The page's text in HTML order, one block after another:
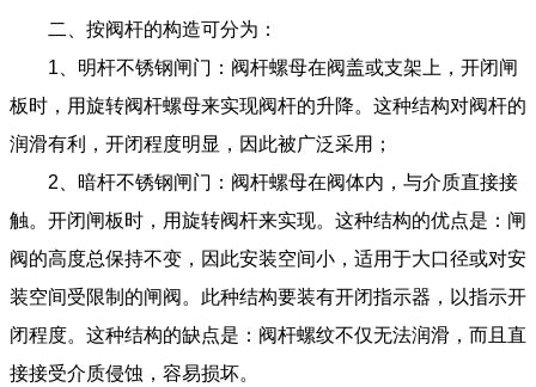
二、按阀杆的构造可分为：
1、明杆不锈钢闸门：阀杆螺母在阀盖或支架上，开闭闸
板时，用旋转阀杆螺母来实现阀杆的升降。这种结构对阀杆的
润滑有利，开闭程度明显，因此被广泛采用；
2、暗杆不锈钢闸门：阀杆螺母在阀体内，与介质直接接
触。开闭闸板时，用旋转阀杆来实现。这种结构的优点是：闸
阀的高度总保持不变，因此安装空间小，适用于大口径或对安
装空间受限制的闸阀。此种结构要装有开闭指示器，以指示开
闭程度。这种结构的缺点是：阀杆螺纹不仅无法润滑，而且直
接接受介质侵蚀，容易损坏。